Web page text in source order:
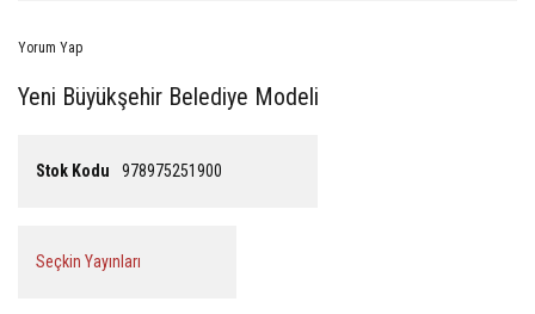
Yorum Yap
Yeni Büyükşehir Belediye Modeli
Stok Kodu 978975251900
Seçkin Yayınları